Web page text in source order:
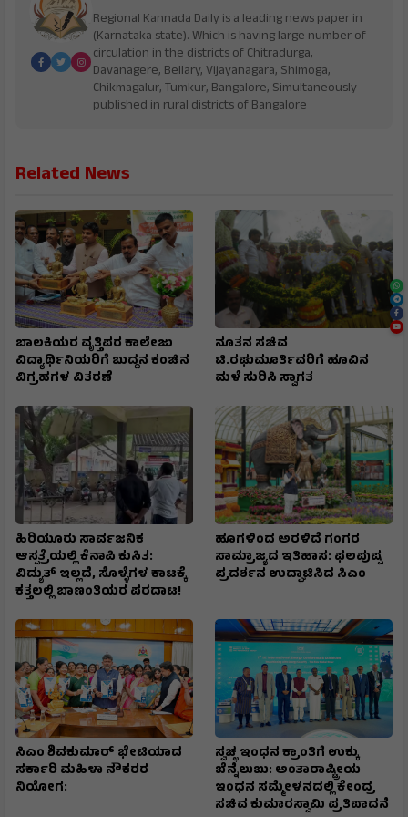
Regional Kannada Daily is a leading news paper in
(Karnataka state). Which is having large number of
circulation in the districts of Chitradurga,
Davanagere, Bellary, Vijayanagara, Shimoga,
Chikmagalur, Tumkur, Bangalore, Simultaneously
published in rural districts of Bangalore
Related News
ಬಾಲಕಿಯರ ವೃತ್ತಿಪರ ಕಾಲೇಜು
ವಿದ್ಯಾರ್ಥಿನಿಯರಿಗೆ ಬುದ್ದನ ಕಂಚಿನ
ವಿಗ್ರಹಗಳ ವಿತರಣೆ
ನೂತನ ಸಚಿವ
ಟಿ.ರಘುಮೂರ್ತಿವರಿಗೆ ಹೂವಿನ
ಮಳೆ ಸುರಿಸಿ ಸ್ವಾಗತ
ಹಿರಿಯೂರು ಸಾರ್ವಜನಿಕ
ಆಸ್ಪತ್ರೆಯಲ್ಲಿ ಕೆನಾಪಿ ಕುಸಿತ:
ವಿದ್ಯುತ್‌ ಇಲ್ಲದೆ, ಸೊಳ್ಳೆಗಳ ಕಾಟಕ್ಕೆ
ಕತ್ತಲಲ್ಲಿ ಬಾಣಂತಿಯರ ಪರದಾಟ!
ಹೂಗಳಿಂದ ಅರಳಿದೆ ಗಂಗರ
ಸಾಮ್ರಾಜ್ಯದ ಇತಿಹಾಸ: ಫಲಪುಷ್ಪ
ಪ್ರದರ್ಶನ ಉದ್ಘಾಟಿಸಿದ ಸಿಎಂ
ಸಿಎಂ ಶಿವಕುಮಾರ್‌ ಭೇಟಿಯಾದ
ಸರ್ಕಾರಿ ಮಹಿಳಾ ನೌಕರರ
ನಿಯೋಗ:
ಸ್ವಚ್ಛ ಇಂಧನ ಕ್ರಾಂತಿಗೆ ಉಕ್ಕು
ಬೆನ್ನೆಲುಬು: ಅಂತಾರಾಷ್ಟ್ರೀಯ
ಇಂಧನ ಸಮ್ಮೇಳನದಲ್ಲಿ ಕೇಂದ್ರ
ಸಚಿವ ಕುಮಾರಸ್ವಾಮಿ ಪ್ರತಿಪಾದನೆ